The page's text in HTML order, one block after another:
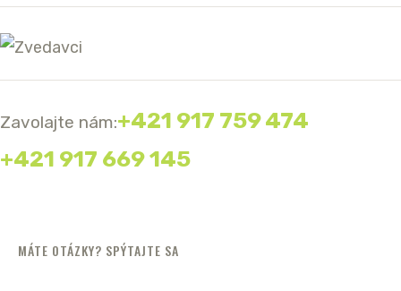
Zavolajte nám:+421 917 759 474
+421 917 669 145
MÁTE OTÁZKY? SPÝTAJTE SA